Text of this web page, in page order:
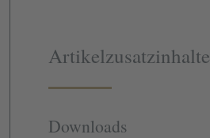
Artikelzusatzinhalte
Downloads